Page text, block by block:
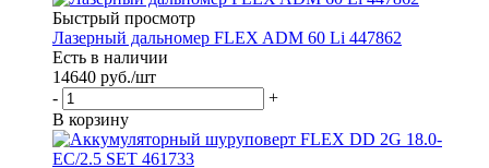
Быстрый просмотр
Лазерный дальномер FLEX ADM 60 Li 447862
Есть в наличии
14640 руб./шт
-
+
В корзину